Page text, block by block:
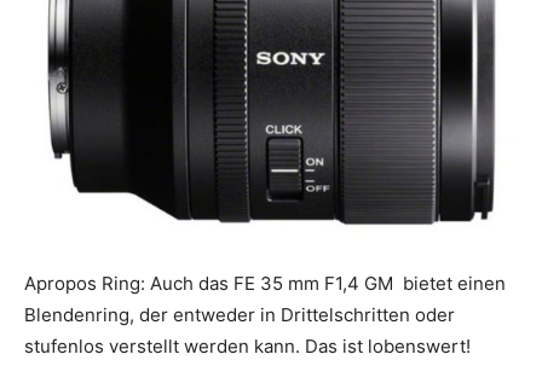
Apropos Ring: Auch das FE 35 mm F1,4 GM bietet einen
Blendenring, der entweder in Drittelschritten oder
stufenlos verstellt werden kann. Das ist lobenswert!